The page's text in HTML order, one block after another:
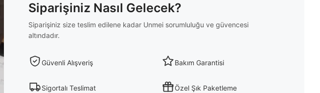
Siparişiniz Nasıl Gelecek?
Siparişiniz size teslim edilene kadar Unmei sorumluluğu ve güvencesi
altındadır.
Güvenli Alışveriş Bakım Garantisi
Sigortalı Teslimat Özel Şık Paketleme